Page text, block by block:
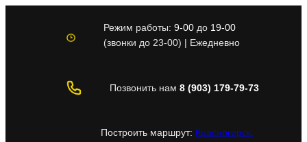
содержимому
Режим работы: 9-00до 19-00
(звонки до 23-00) | Ежедневно
Позвонить нам 8 (903) 179-79-73
Построить маршрут: Красногорск,